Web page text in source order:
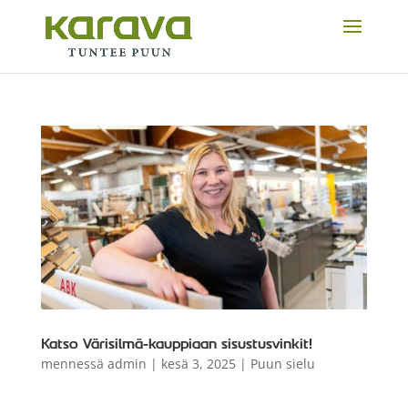
Katso Värisilmä-kauppiaan sisustusvinkit!
mennessä admin | kesä 3, 2025| Puun sielu